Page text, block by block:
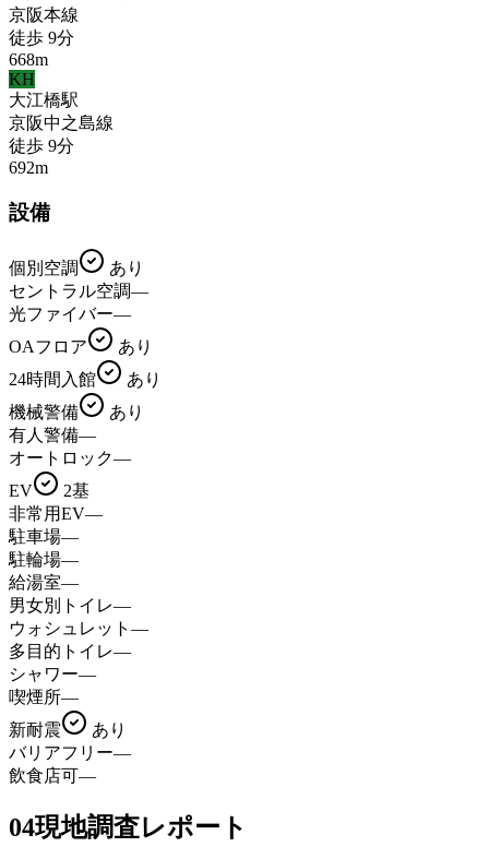
京阪本線
徒歩 9分
668m
KH
大江橋駅
京阪中之島線
徒歩 9分
692m
設備
個別空調
あり
セントラル空調—
光ファイバー—
OAフロア
あり
24時間入館
あり
機械警備
あり
有人警備—
オートロック—
EV
2基
非常用EV—
駐車場—
駐輪場—
給湯室—
男女別トイレ—
ウォシュレット —
多目的トイレ—
シャワー—
喫煙所—
新耐震
あり
バリアフリー—
飲食店可—
04現地調査レポート